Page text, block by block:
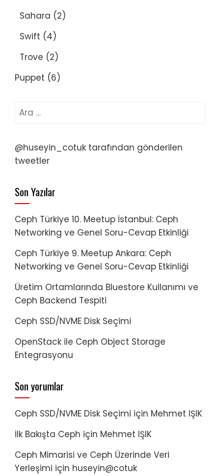
Sahara (2)
Swift (4)
Trove (2)
Puppet (6)
Arama:
@huseyin_cotuk tarafından gönderilen
tweetler
Son Yazılar
Ceph Türkiye 10. Meetup İstanbul: Ceph
Networking ve Genel Soru-Cevap Etkinliği
Ceph Türkiye 9. Meetup Ankara: Ceph
Networking ve Genel Soru-Cevap Etkinliği
Üretim Ortamlarında Bluestore Kullanımı ve
Ceph Backend Tespiti
Ceph SSD/NVME Disk Seçimi
OpenStack ile Ceph Object Storage
Entegrasyonu
Son yorumlar
Ceph SSD/NVME Disk Seçimi için Mehmet IŞIK
İlk Bakışta Ceph için Mehmet IŞIK
Ceph Mimarisi ve Ceph Üzerinde Veri
Yerleşimi için huseyin@cotuk